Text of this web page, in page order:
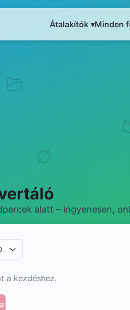
Átalakítók ▾Minden
alatt – ingyenesen,
a kezdéshez.